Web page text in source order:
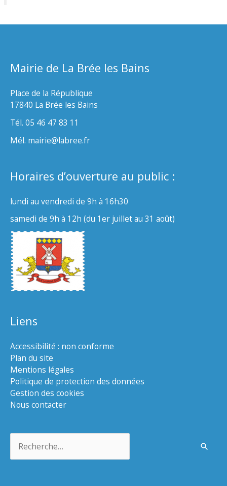
Mairie de La Brée les Bains
Place de la République
17840 La Brée les Bains
Tél. 05 46 47 83 11
Mél. mairie@labree.fr
Horaires d’ouverture au public :
lundi au vendredi de 9h à 16h30
samedi de 9h à 12h (du 1er juillet au 31 août)
Liens
Accessibilité : non conforme
Plan du site
Mentions légales
Politique de protection des données
Gestion des cookies
Nous contacter